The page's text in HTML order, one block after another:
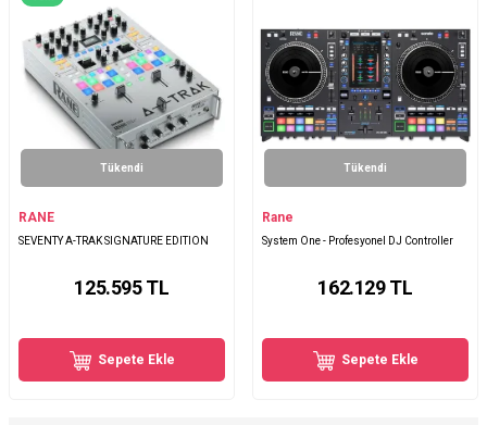
Tükendi
RANE
SEVENTY A-TRAK SIGNATURE EDITION
125.595TL
Sepete Ekle
Tükendi
Rane
System One - Profesyonel DJ Controller
162.129TL
Sepete Ekle